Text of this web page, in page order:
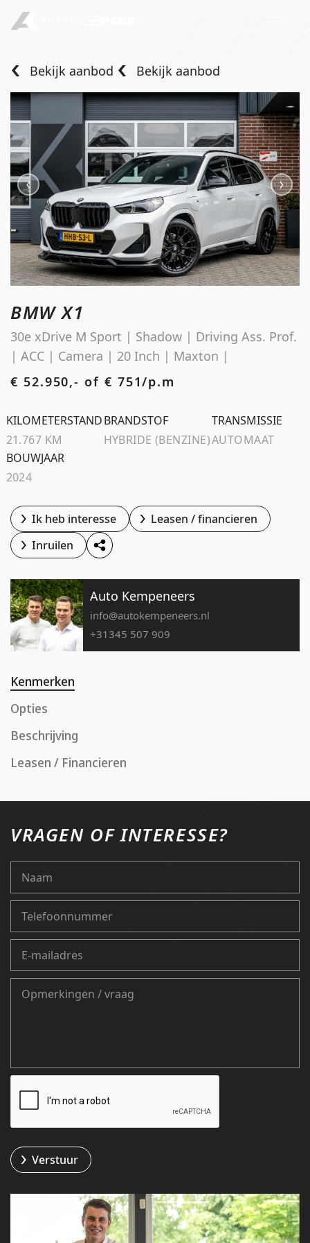
Aanbod
Diensten
Over ons
Verkocht
Contact
info@autokempeneers.nl
Schoolstraat 5A
4194 TG Meteren Nederland
Bekijk aanbod Bekijk aanbod
BMW X1
30e xDrive M Sport | Shadow | Driving Ass. Prof.
| ACC | Camera | 20 Inch | Maxton |
€ 52.950,- of € 751/p.m
KILOMETERSTAND
21.767 KM
BRANDSTOF
HYBRIDE (BENZINE)
TRANSMISSIE
AUTOMAAT
BOUWJAAR
2024
Ik heb interesse
Leasen / financieren
Inruilen
Auto Kempeneers
info@autokempeneers.nl
+31345 507 909
Kenmerken
Opties
Beschrijving
Leasen / Financieren
VRAGEN OF INTERESSE?
Verstuur